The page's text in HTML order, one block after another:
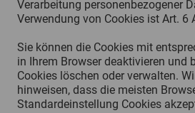
Verarbeitung personenbezogener
Verwendung von Cookies ist Art. 6
Sie können die Cookies mit
in Ihrem Browser deaktivieren und
Cookies löschen oder verwalten.
hinweisen, dass die meisten
Standardeinstellung Cookies